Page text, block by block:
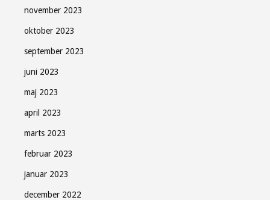
november 2023
oktober 2023
september 2023
juni 2023
maj 2023
april 2023
marts 2023
februar 2023
januar 2023
december 2022